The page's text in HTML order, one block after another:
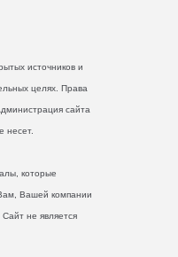
источников и
целях. Права
сайта
несет.
которые
Вашей компании
не является